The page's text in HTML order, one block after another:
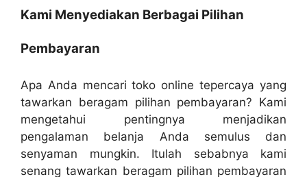
Kami Menyediakan Berbagai Pilihan
Pembayaran
Apa Anda mencari toko online tepercaya yang
tawarkan beragam pilihan pembayaran? Kami
mengetahui pentingnya menjadikan
pengalaman belanja Anda semulus dan
senyaman mungkin. Itulah sebabnya kami
senang tawarkan beragam pilihan pembayaran